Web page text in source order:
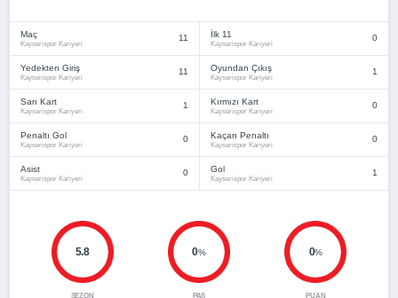
Maç
Kayserispor Kariyeri
11 İlk 11
Kayserispor Kariyeri
0
Yedekten Giriş
Kayserispor Kariyeri
11 Oyundan Çıkış
Kayserispor Kariyeri
1
Sarı Kart
Kayserispor Kariyeri
1 Kırmızı Kart
Kayserispor Kariyeri
0
Penaltı Gol
Kayserispor Kariyeri
0 Kaçan Penaltı
Kayserispor Kariyeri
0
Asist
Kayserispor Kariyeri
0 Gol
Kayserispor Kariyeri
1
5.8
SEZON
0%
PAS
0%
PUAN